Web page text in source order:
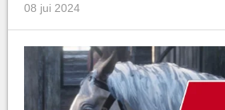
08 jui 2024